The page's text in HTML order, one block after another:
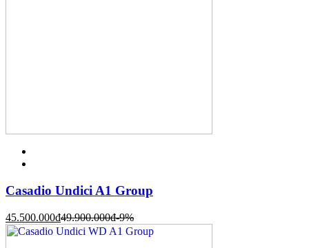
Casadio Undici A1 Group
45.500.000đ49.900.000đ-9%